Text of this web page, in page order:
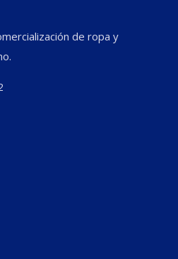
de ropa y